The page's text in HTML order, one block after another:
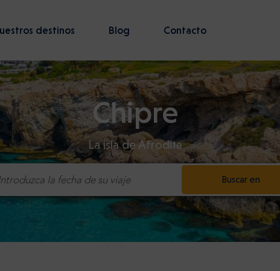
destinos Blog Contacto
Chipre
La isla de Afrodita
la fecha de su viaje Buscar en